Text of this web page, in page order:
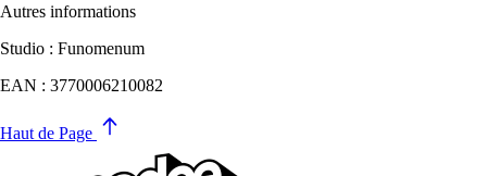
Autres informations
Studio : Funomenum
EAN : 3770006210082
Haut de Page